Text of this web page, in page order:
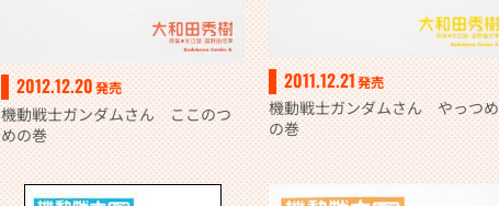
2012.12.20発売
機動戦士ガンダムさん ここのつ
めの巻
2011.12.21発売
機動戦士ガンダムさん やっつめ
の巻